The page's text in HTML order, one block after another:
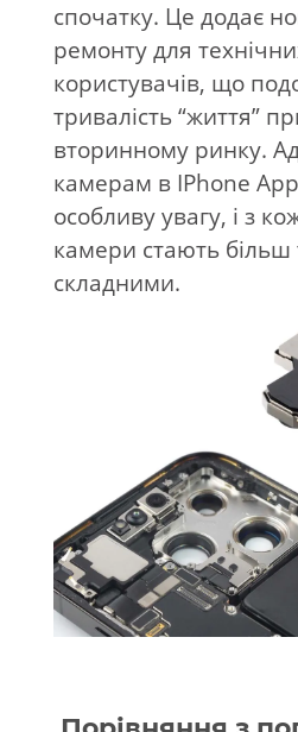
спочатку. Це додає
ремонту для
користувачів, що
тривалість “життя”
вторинному ринку.
камерам в IPhone
особливу увагу, і з
камери стають більш
складними.